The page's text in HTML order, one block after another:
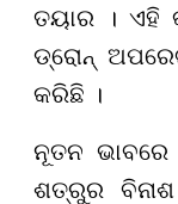
ତୟାର । ଏହି
ଡ୍ରୋନ୍
କରିଛି ।
ନୂତନ ଭାବରେ
ଶତ୍ରୁର